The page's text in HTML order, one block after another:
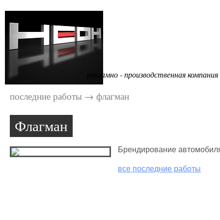
рекламно - производственная компания
последние работы → флагман
Флагман
Брендирование
все последние работы